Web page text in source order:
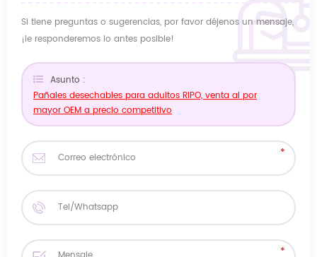
Si tiene preguntas o sugerencias, por favor déjenos un mensaje,
¡le responderemos lo antes posible!
Asunto :
Pañales desechables para adultos RIPO, venta al por
mayor OEM a precio competitivo